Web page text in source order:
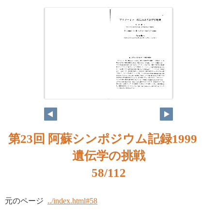
第23回 阿蘇シンポジウム記録1999
遺伝学の挑戦
58/112
元のページ ../index.html#58